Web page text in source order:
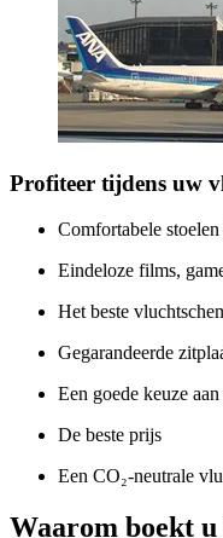
Profiteer tijdens uw
Comfortabele
Eindeloze films,
Het beste
Gegarandeerde
Een goede keuze
De beste prijs
Een CO₂-neutrale
Waarom boekt u